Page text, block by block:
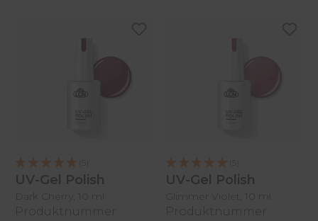
UV-Gel Polish
Dark Cherry, 10 ml
Produktnummer:
UV-Gel Polish
Glimmer Violet, 10 ml
Produktnummer: